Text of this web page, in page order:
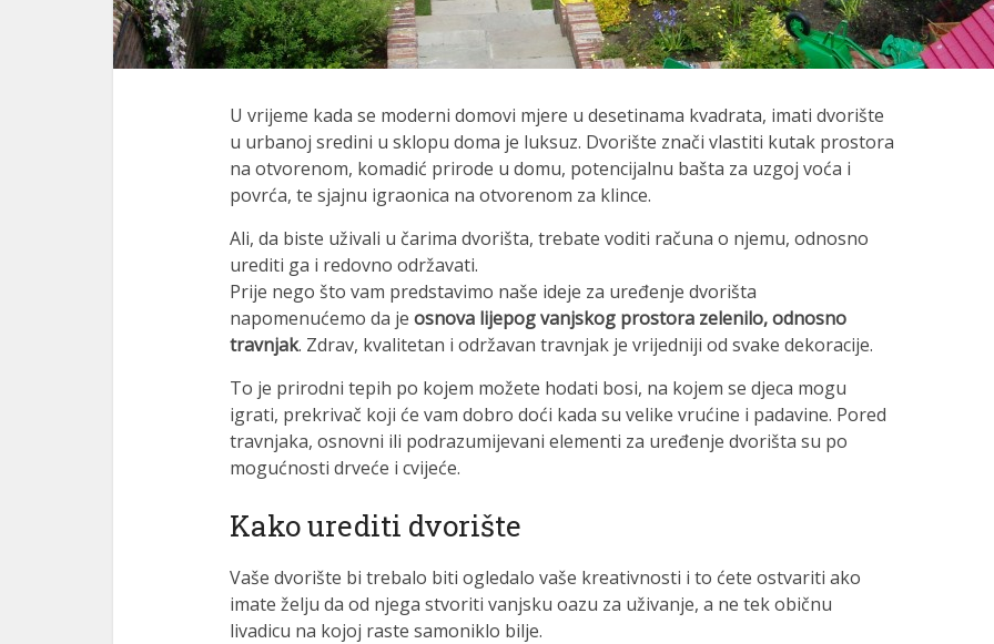
U vrijeme kada se moderni domovi mjere u desetinama kvadrata, imati dvorište
u urbanoj sredini u sklopu doma je luksuz. Dvorište znači vlastiti kutak prostora
na otvorenom, komadić prirode u domu, potencijalnu bašta za uzgoj voća i
povrća, te sjajnu igraonica na otvorenom za klince.
Ali, da biste uživali u čarima dvorišta, trebate voditi računa o njemu, odnosno
urediti ga i redovno održavati.
Prije nego što vam predstavimo naše ideje za uređenje dvorišta
napomenućemo da je osnova lijepog vanjskog prostora zelenilo, odnosno
travnjak. Zdrav, kvalitetan i održavan travnjak je vrijedniji od svake dekoracije.
To je prirodni tepih po kojem možete hodati bosi, na kojem se djeca mogu
igrati, prekrivač koji će vam dobro doći kada su velike vrućine i padavine. Pored
travnjaka, osnovni ili podrazumijevani elementi za uređenje dvorišta su po
mogućnosti drveće i cvijeće.
Kako urediti dvorište
Vaše dvorište bi trebalo biti ogledalo vaše kreativnosti i to ćete ostvariti ako
imate želju da od njega stvoriti vanjsku oazu za uživanje, a ne tek običnu
livadicu na kojoj raste samoniklo bilje.